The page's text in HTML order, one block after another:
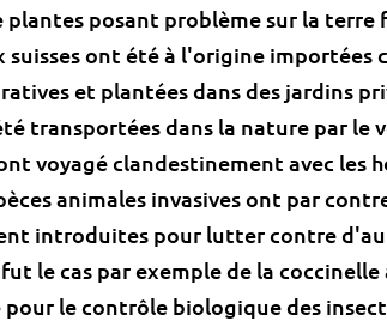
plantes posant problème sur la terre
suisses ont été à l'origine importées
et plantées dans des jardins
transportées dans la nature par le
voyagé clandestinement avec les
animales invasives ont par
introduites pour lutter contre
le cas par exemple de la
le contrôle biologique des